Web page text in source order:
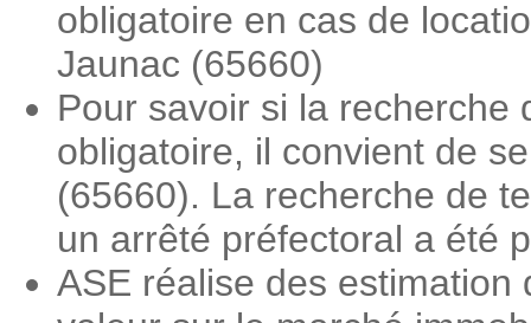
obligatoire en cas de
Jaunac (65660)
Pour savoir si la recherche
obligatoire, il convient de
(65660). La recherche de
un arrêté préfectoral a été
ASE réalise des